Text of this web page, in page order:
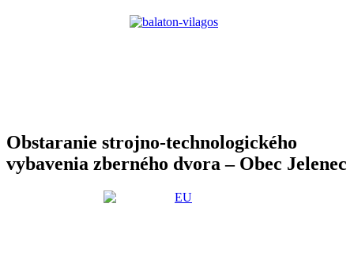
Obstaranie strojno-technologického
vybavenia zberného dvora – Obec Jelenec